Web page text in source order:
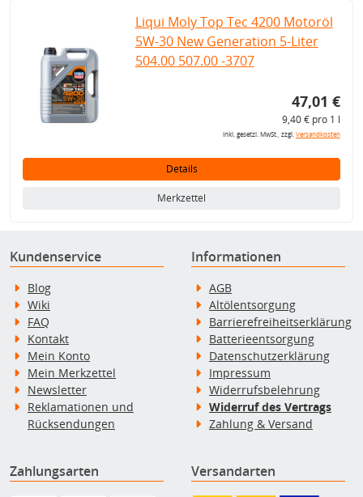
Liqui Moly Top Tec 4200 Motoröl
5W-30 New Generation 5-Liter
504.00 507.00 -3707
47,01 €
9,40 € pro 1 l
inkl. gesetzl. MwSt., zzgl.Versandkosten
Details
Merkzettel
Kundenservice
Blog
Wiki
FAQ
Kontakt
Mein Konto
Mein Merkzettel
Newsletter
Reklamationen und
Rücksendungen
Informationen
AGB
Altölentsorgung
Barrierefreiheitserklärung
Batterieentsorgung
Datenschutzerklärung
Impressum
Widerrufsbelehrung
Widerruf des Vertrags
Zahlung & Versand
Zahlungsarten Versandarten